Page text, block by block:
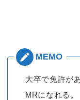
大卒で免許が
MRになれる。